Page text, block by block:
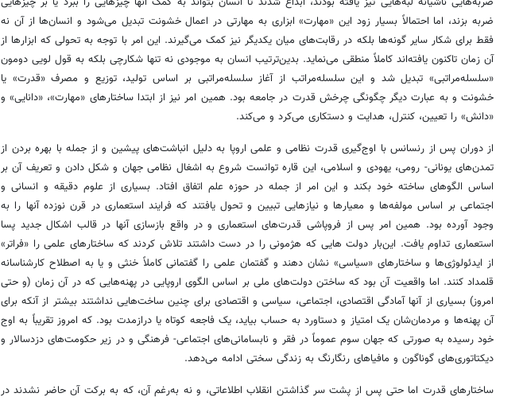
ضربه بزند، اما احتمالاً بسیار زود این «مهارت» ابزاری به مهارتی در اعمال خشونت تبدیل می‌شود و انسان‌ها از آن نه
فقط برای شکار سایر گونه‌ها بلکه در رقابت‌های میان یکدیگر نیز کمک می‌گیرند. این امر با توجه به تحولی که ابزارها از
آن زمان تا‌کنون یافته‌اند کاملاً منطقی می‌نماید. بدین‌ترتیب انسان به موجودی نه تنها شکارچی بلکه به قول لویی دومون
«سلسله‌مراتبی» تبدیل شد و این سلسله‌مراتب از آغاز سلسله‌مراتبی بر اساس تولید، توزیع و مصرف «قدرت» یا
خشونت و به عبارت دیگر چگونگی چرخش قدرت در جامعه بود. همین امر نیز از ابتدا ساختارهای «مهارت»، «دانایی» و
«دانش» را تعیین، کنترل، هدایت و دستکاری می‌کرد و می‌کند.
از دوران پس از رنسانس با اوج‌گیری قدرت نظامی و علمی اروپا به دلیل انباشت‌های پیشین و از جمله با بهره بردن از
تمدن‌های یونانی- رومی، یهودی و اسلامی، این قاره توانست شروع به اشغال نظامی جهان و شکل دادن و تعریف آن بر
اساس الگوهای ساخته خود بکند و این امر از جمله در حوزه علم اتفاق افتاد. بسیاری از علوم دقیقه و انسانی و
اجتماعی بر اساس مولفه‌ها و معیارها و نیازهایی تبیین و تحول یافتند که فرایند استعماری در قرن نوزده آنها را به
وجود آورده بود. همین امر پس از فروپاشی قدرت‌های استعماری و در واقع بازسازی آنها در قالب اشکال جدید پسا
استعماری تداوم یافت. این‌بار دولت هایی که هژمونی را در دست داشتند تلاش کردند که ساختارهای علمی را «فراتر»
از ایدئولوژی‌ها و ساختارهای «سیاسی» نشان دهند و گفتمان علمی را گفتمانی کاملاً خنثی و یا به اصطلاح کارشناسانه
قلمداد کنند. اما واقعیت آن بود که ساختن دولت‌های ملی بر اساس الگوی اروپایی در پهنه‌هایی که در آن زمان (و حتی
امروز) بسیاری از آنها آمادگی اقتصادی، اجتماعی، سیاسی و اقتصادی برای چنین ساخت‌هایی نداشتند بیشتر از آنکه برای
آن پهنه‌ها و مردمان‌شان یک امتیاز و دستاورد به حساب بیاید، یک فاجعه کوتاه یا دراز‌مدت بود. که امروز تقریباً به اوج
خود رسیده به صورتی که جهان سوم عموماً در فقر و نابسامانی‌های اجتماعی‌- فرهنگی و در زیر حکومت‌های دزد‌سالار و
دیکتاتوری‌های گوناگون و مافیاهای رنگارنگ به زندگی سختی ادامه می‌دهد.
ساختارهای قدرت اما حتی پس از پشت سر گذاشتن انقلاب اطلاعاتی، و نه به‌رغم آن، که به برکت آن حاضر نشدند در